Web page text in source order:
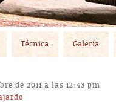
Técnica Galería
de 2011 a las 12:43 pm